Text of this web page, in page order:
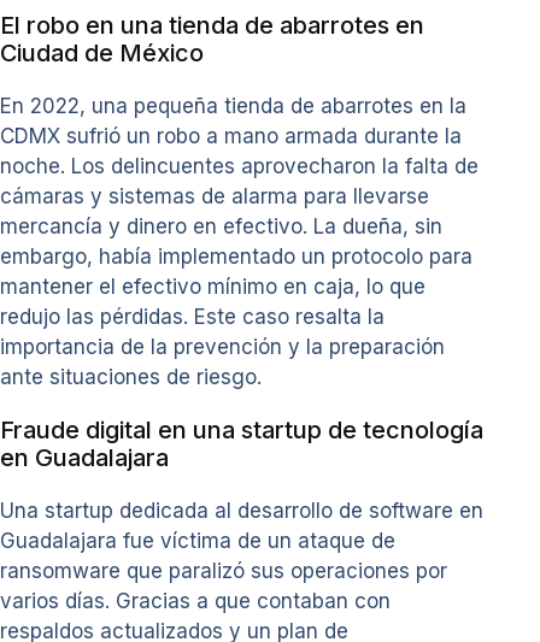
El robo en una tienda de abarrotes en
Ciudad de México
En 2022, una pequeña tienda de abarrotes en la
CDMX sufrió un robo a mano armada durante la
noche. Los delincuentes aprovecharon la falta de
cámaras y sistemas de alarma para llevarse
mercancía y dinero en efectivo. La dueña, sin
embargo, había implementado un protocolo para
mantener el efectivo mínimo en caja, lo que
redujo las pérdidas. Este caso resalta la
importancia de la prevención y la preparación
ante situaciones de riesgo.
Fraude digital en una startup de tecnología
en Guadalajara
Una startup dedicada al desarrollo de software en
Guadalajara fue víctima de un ataque de
ransomware que paralizó sus operaciones por
varios días. Gracias a que contaban con
respaldos actualizados y un plan de